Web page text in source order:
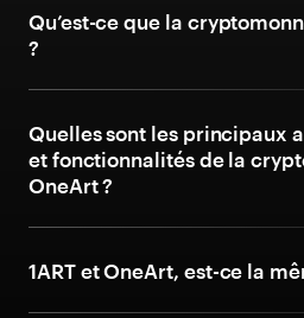
Qu’est-ce que la
?
Quelles sont les principaux
et fonctionnalités de la
OneArt ?
1ART et OneArt, est-ce la